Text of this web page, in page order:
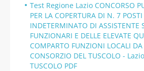
Test Regione Lazio CONCORSO
PER LA COPERTURA DI N. 7
INDETERMINATO DI ASSISTENTE
FUNZIONARI E DELLE ELEVATE
COMPARTO FUNZIONI LOCALI
CONSORZIO DEL TUSCOLO -
TUSCOLO PDF